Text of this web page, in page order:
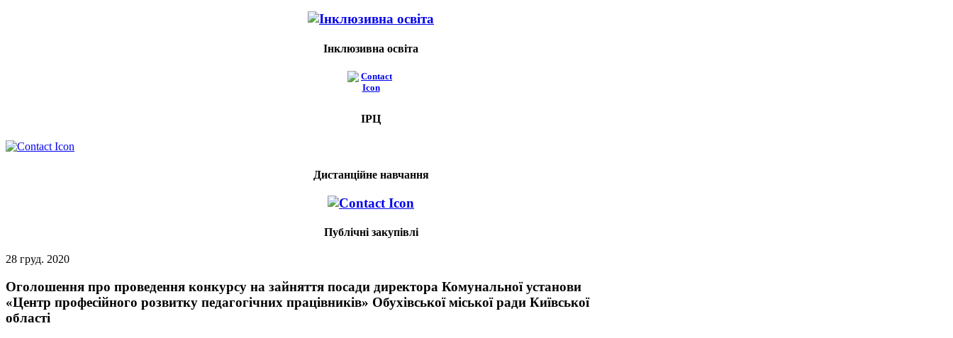
Інклюзивна освіта
ІРЦ
Дистанційне навчання
Публічні закупівлі
28 груд. 2020
Оголошення про проведення конкурсу на зайняття посади директора Комунальної установи
«Центр професійного розвитку педагогічних працівників» Обухівської міської ради Київської
області